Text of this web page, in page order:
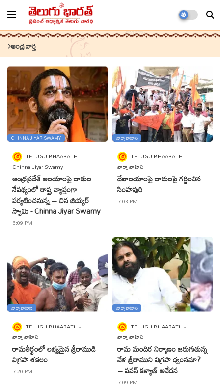
ఆంధ్ర వార్త
CHINNA JIYAR SWAMY
TELUGU BHAARATH
Chinna Jiyar Swamy
ఆంధ్రప్రదేశ్ ఆలయాలపై దాడుల
నేపథ్యంలో రాష్ట్ర వ్యాప్తంగా
పర్యటించనున్న – చిన జియ్యర్
స్వామి - Chinna Jiyar Swamy
6:09 PM
వార్తా వాహిని
TELUGU BHAARATH
వార్తా వాహిని
దేవాలయాలపై దాడులపై గర్జించిన
సింహపురి
7:03 PM
వార్తా వాహిని
TELUGU BHAARATH
వార్తా వాహిని
రామతీర్థంలో లభ్యమైన శ్రీరాముడి
విగ్రహ శకలం
7:20 PM
వార్తా వాహిని
TELUGU BHAARATH
వార్తా వాహిని
రామ మందిర నిర్మాణం జరుగుతున్న
వేళ శ్రీరాముని విగ్రహ ధ్వంసమా?
– పవన్ కళ్యాణ్ ఆవేదన
7:09 PM